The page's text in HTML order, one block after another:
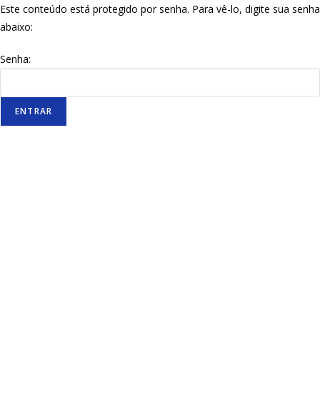
Este conteúdo está protegido por senha. Para vê-lo, digite sua senha
abaixo:
Senha: